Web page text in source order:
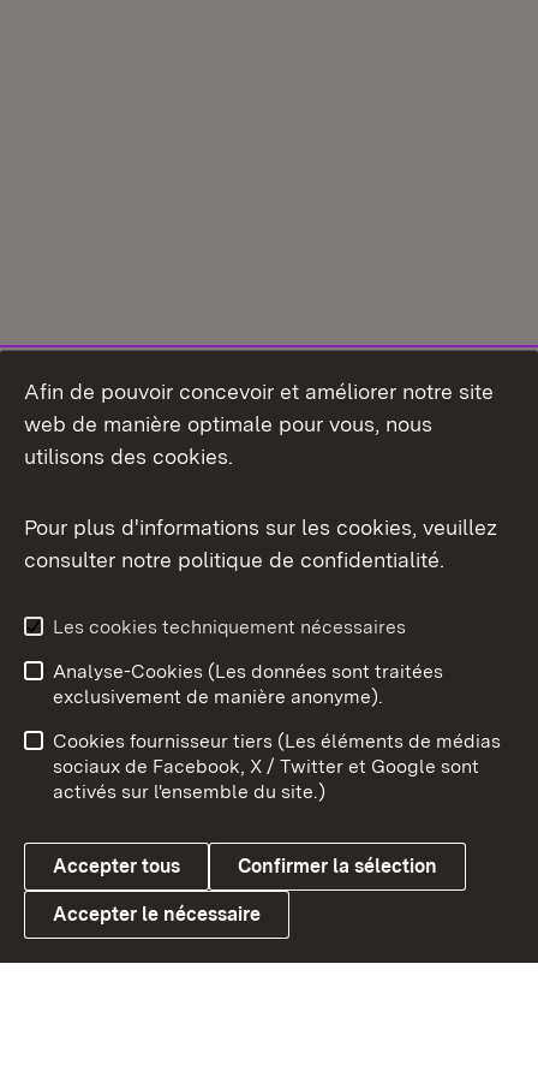
Aperçu des thèmes
Link zum Landesportal
Conseils d'utilisation
Confidentialité
Cookies
Afin de pouvoir concevoir et améliorer notre site
web de manière optimale pour vous, nous
utilisons des cookies.
Pour plus d'informations sur les cookies, veuillez
consulter notre politique de confidentialité.
Les cookies techniquement nécessaires
Analyse-Cookies (Les données sont traitées
exclusivement de manière anonyme).
Cookies fournisseur tiers (Les éléments de médias
sociaux de Facebook, X / Twitter et Google sont
activés sur l'ensemble du site.)
Accepter tous Confirmer la sélection
Accepter le nécessaire